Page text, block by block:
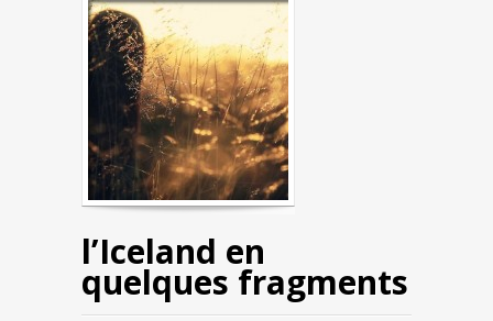
l’Iceland en
quelques fragments